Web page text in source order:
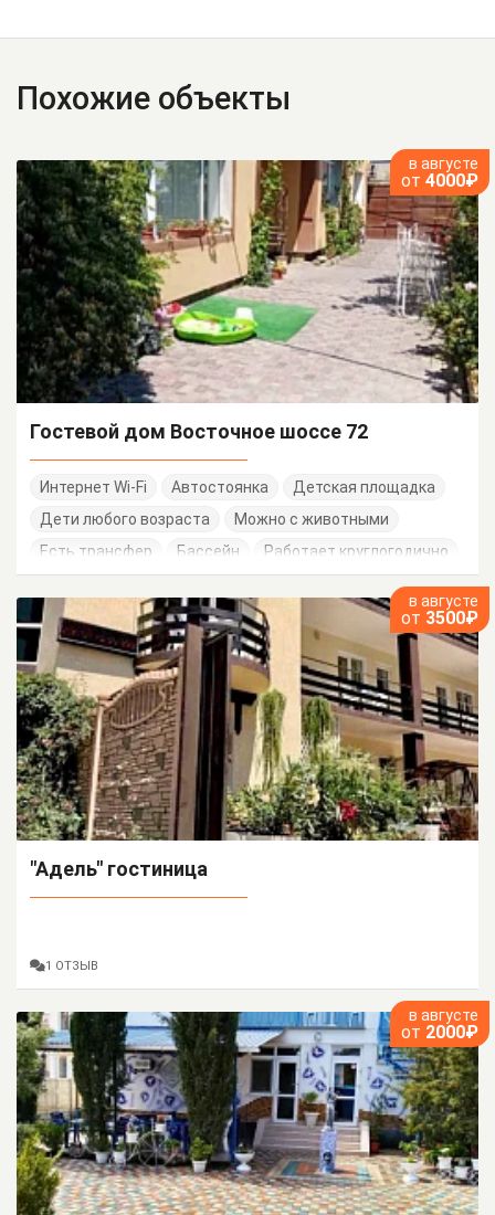
Похожие объекты
в августе
от 4000₽
Гостевой дом Восточное шоссе 72
Интернет Wi-Fi Автостоянка
Детская площадка
Дети любого возраста
Можно с животными
Есть трансфер
Бассейн Работает круглогодично
в августе
от 3500₽
"Адель" гостиница
1 ОТЗЫВ
в августе
от 2000₽